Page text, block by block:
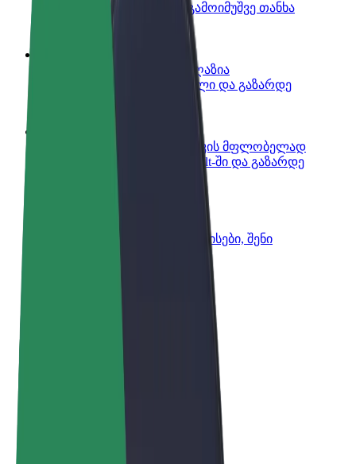
შეასრულე შეკვეთები და გამოიმუშვე თანხა
ყოველკვირეულად
დაამატე რესტორანი ან მაღაზია
მოიზიდე მეტი მომხმარებელი და გაზარდე
დარეგისტრირდი ავტოპარკის მფლობელად
დაამატე შენი ავტოპარკი Bolt-ში და გაზარდე
Bolt-ის პროდუქტები და სერვისები, შენი